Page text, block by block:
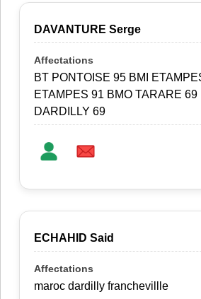
DAVANTURE Serge
BT PONTOISE 95 BMI
ETAMPES 91 BMO TARARE 69
DARDILLY 69
ECHAHID Said
maroc dardilly franchevillle